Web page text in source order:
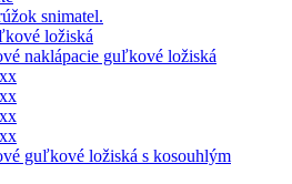
snimatel.
ložiská
naklápacie guľkové ložiská
guľkové ložiská s kosouhlým